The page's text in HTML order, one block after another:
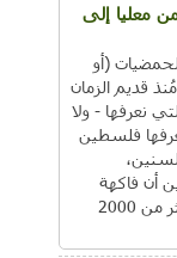
معليا إلى
(أو
قديم الزمان
نعرفها - ولا
فلسطين
أن فاكهة
الأترج يعود تاريخها غالبًا لأكثر من 2000